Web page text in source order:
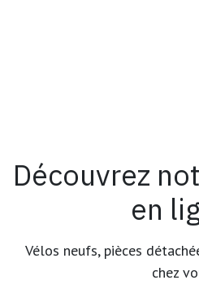
Découvrez
en
Vélos neufs, pièces
chez